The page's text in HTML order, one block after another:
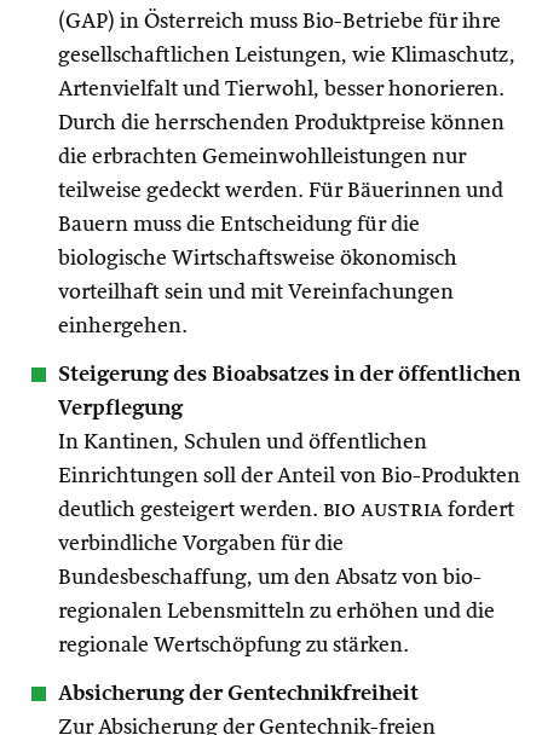
(GAP) in Österreich muss Bio-Betriebe für ihre
gesellschaftlichen Leistungen, wie Klimaschutz,
Artenvielfalt und Tierwohl, besser honorieren.
Durch die herrschenden Produktpreise können
die erbrachten Gemeinwohlleistungen nur
teilweise gedeckt werden. Für Bäuerinnen und
Bauern muss die Entscheidung für die
biologische Wirtschaftsweise ökonomisch
vorteilhaft sein und mit Vereinfachungen
einhergehen.
Steigerung des Bioabsatzes in der öffentlichen
Verpflegung
In Kantinen, Schulen und öffentlichen
Einrichtungen soll der Anteil von Bio-Produkten
deutlich gesteigert werden. bio austria fordert
verbindliche Vorgaben für die
Bundesbeschaffung, um den Absatz von bio-
regionalen Lebensmitteln zu erhöhen und die
regionale Wertschöpfung zu stärken.
Absicherung der Gentechnikfreiheit
Zur Absicherung der Gentechnik-freien